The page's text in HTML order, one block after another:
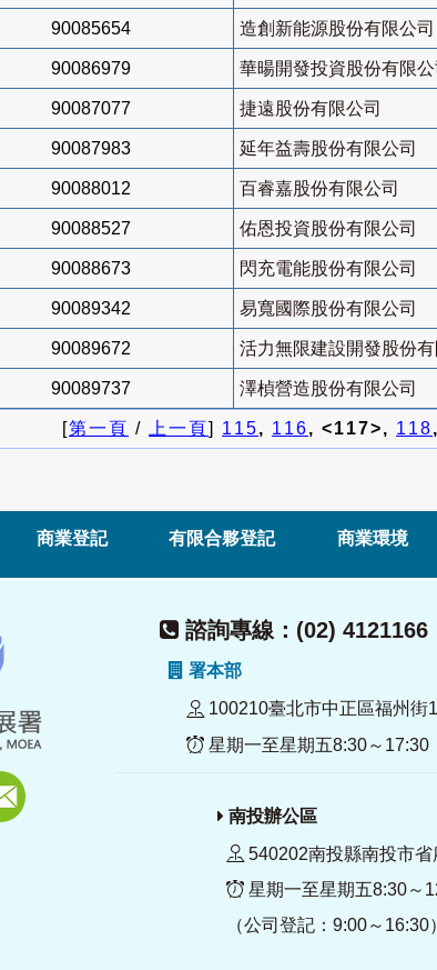
90085654 造創新能源股份有限公司
90086979 華暘開發投資股份有限公
90087077 捷遠股份有限公司
90087983 延年益壽股份有限公司
90088012 百睿嘉股份有限公司
90088527 佑恩投資股份有限公司
90088673 閃充電能股份有限公司
90089342 易寬國際股份有限公司
90089672 活力無限建設開發股份有
90089737 澤楨營造股份有限公司
[第一頁 / 上一頁] 115, 116, <117>, 118,
商業登記 有限合夥登記 商業環境
諮詢專線：(02) 4121166
署本部
100210臺北市中正區福州街
星期一至星期五8:30～17:30
南投辦公區
540202南投縣南投市省
星期一至星期五8:30～
（公司登記：9:00～16:30